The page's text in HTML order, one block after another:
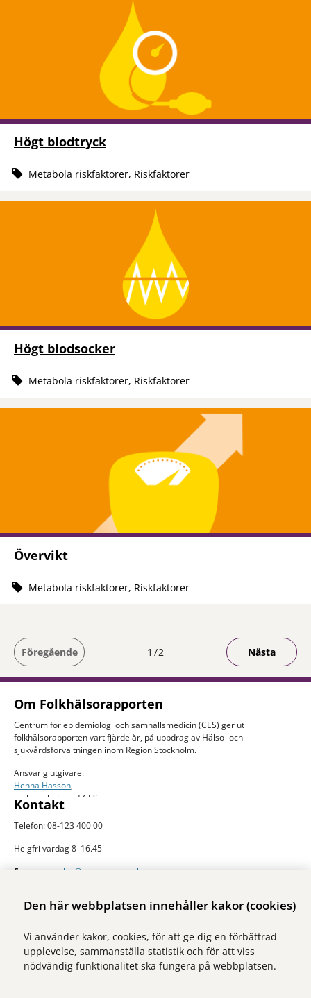
Den här webbplatsen innehåller kakor (cookies)
Vi använder kakor, cookies, för att ge dig en förbättrad
upplevelse, sammanställa statistik och för att viss
nödvändig funktionalitet ska fungera på webbplatsen.
Högt blodtryck
Metabola riskfaktorer, Riskfaktorer
Högt blodsocker
Metabola riskfaktorer, Riskfaktorer
Övervikt
Metabola riskfaktorer, Riskfaktorer
Föregående Du är på sida
1 2 Nästa
Om Folkhälsorapporten
Centrum för epidemiologi och samhällsmedicin (CES) ger ut
folkhälsorapporten vart fjärde år, på uppdrag av Hälso- och
sjukvårdsförvaltningen inom Region Stockholm.
Ansvarig utgivare:
Henna Hasson,
verksamhetschef CES
Kontakt
Telefon: 08-123 400 00
Helgfri vardag 8–16.45
E-post:
ces.slso@regionstockholm.se
Mer folkhälsodata
Stockholms län. Sidan drivs av Centrum för epidemiologi och
samhällsmedicin inom Region Stockholm.
Besök webbplatsen